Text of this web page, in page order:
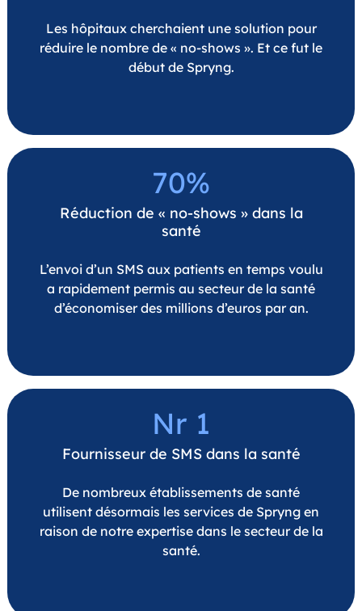
Les hôpitaux cherchaient une solution pour
réduire le nombre de « no-shows ». Et ce fut le
début de Spryng.
70%
Réduction de « no-shows » dans la
santé
L’envoi d’un SMS aux patients en temps voulu
a rapidement permis au secteur de la santé
d’économiser des millions d’euros par an.
Nr 1
Fournisseur de SMS dans la santé
De nombreux établissements de santé
utilisent désormais les services de Spryng en
raison de notre expertise dans le secteur de la
santé.